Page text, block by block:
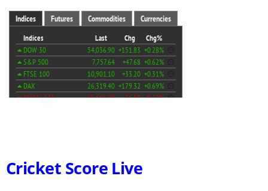
Cricket Score Live